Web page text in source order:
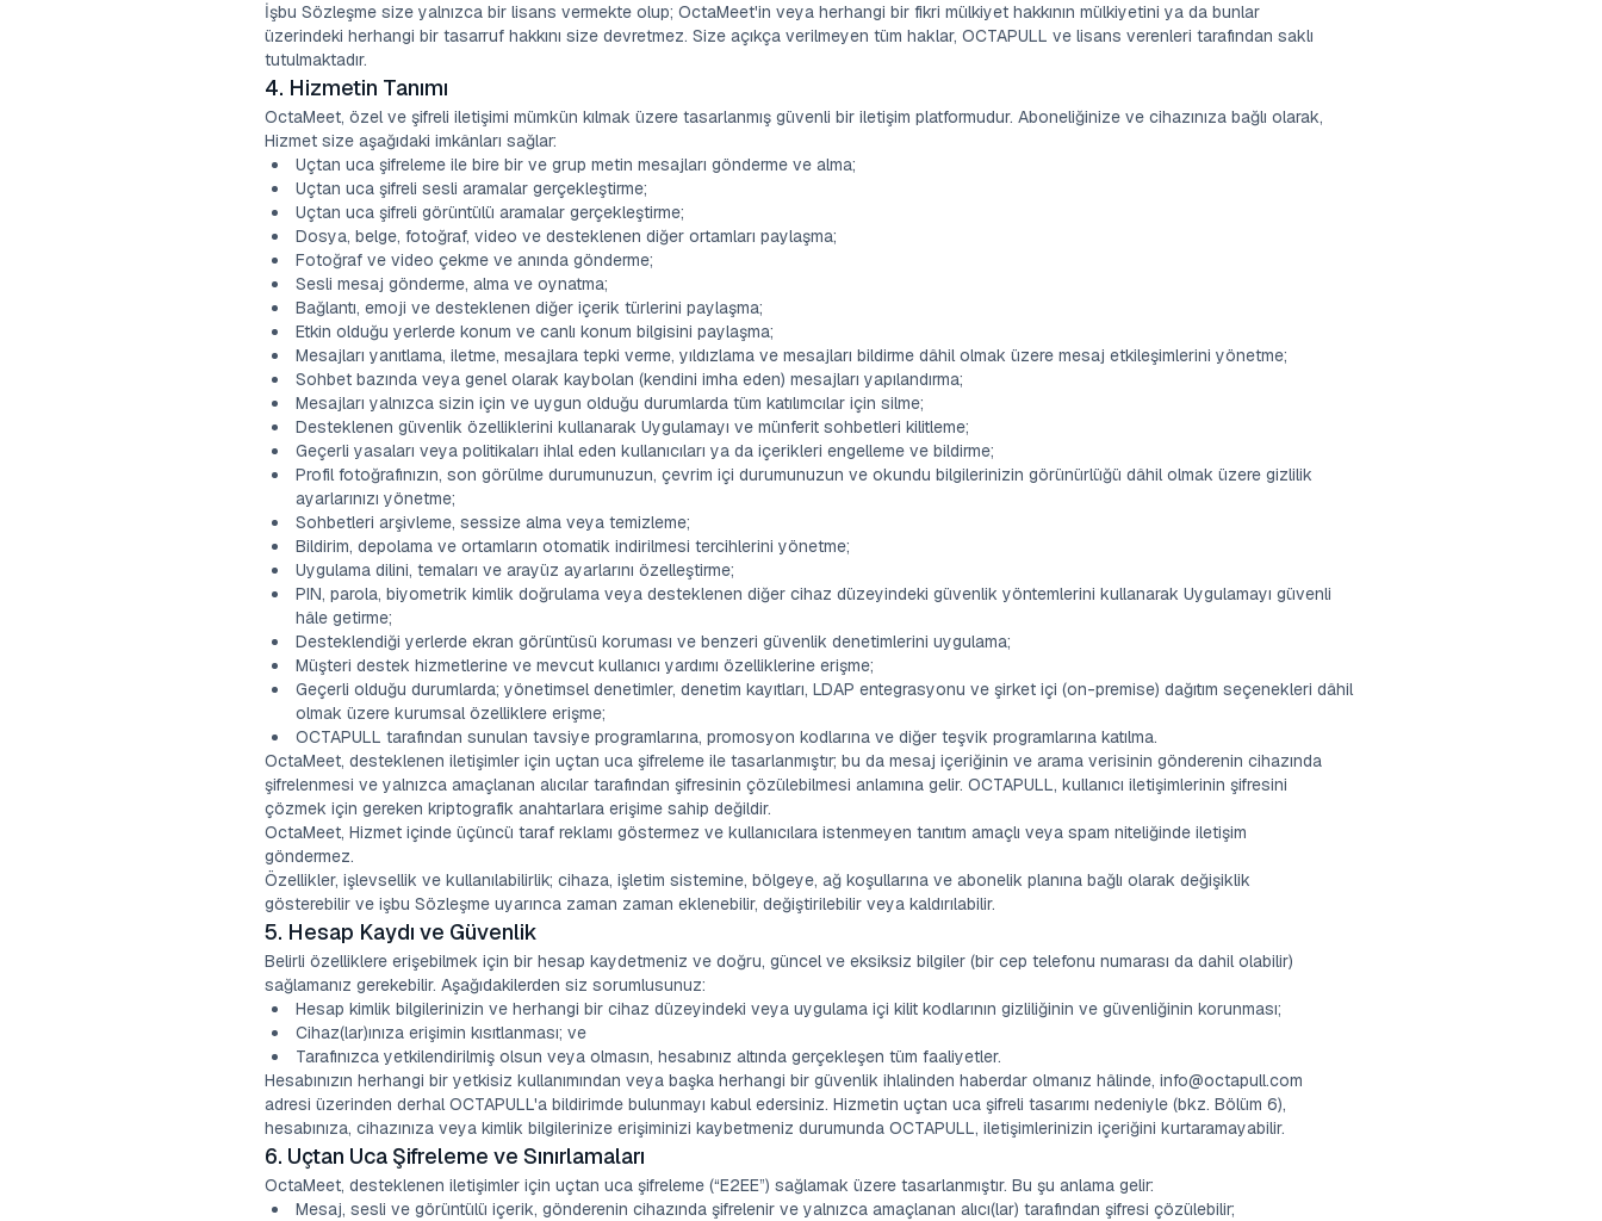
İşbu Sözleşme size yalnızca bir lisans vermekte olup; OctaMeet'in veya herhangi bir fikri mülkiyet hakkının mülkiyetini ya da bunlar
üzerindeki herhangi bir tasarruf hakkını size devretmez. Size açıkça verilmeyen tüm haklar, OCTAPULL ve lisans verenleri tarafından saklı
tutulmaktadır.
4. Hizmetin Tanımı
OctaMeet, özel ve şifreli iletişimi mümkün kılmak üzere tasarlanmış güvenli bir iletişim platformudur. Aboneliğinize ve cihazınıza bağlı olarak,
Hizmet size aşağıdaki imkânları sağlar:
Uçtan uca şifreleme ile bire bir ve grup metin mesajları gönderme ve alma;
Uçtan uca şifreli sesli aramalar gerçekleştirme;
Uçtan uca şifreli görüntülü aramalar gerçekleştirme;
Dosya, belge, fotoğraf, video ve desteklenen diğer ortamları paylaşma;
Fotoğraf ve video çekme ve anında gönderme;
Sesli mesaj gönderme, alma ve oynatma;
Bağlantı, emoji ve desteklenen diğer içerik türlerini paylaşma;
Etkin olduğu yerlerde konum ve canlı konum bilgisini paylaşma;
Mesajları yanıtlama, iletme, mesajlara tepki verme, yıldızlama ve mesajları bildirme dâhil olmak üzere mesaj etkileşimlerini yönetme;
Sohbet bazında veya genel olarak kaybolan (kendini imha eden) mesajları yapılandırma;
Mesajları yalnızca sizin için ve uygun olduğu durumlarda tüm katılımcılar için silme;
Desteklenen güvenlik özelliklerini kullanarak Uygulamayı ve münferit sohbetleri kilitleme;
Geçerli yasaları veya politikaları ihlal eden kullanıcıları ya da içerikleri engelleme ve bildirme;
Profil fotoğrafınızın, son görülme durumunuzun, çevrim içi durumunuzun ve okundu bilgilerinizin görünürlüğü dâhil olmak üzere gizlilik
ayarlarınızı yönetme;
Sohbetleri arşivleme, sessize alma veya temizleme;
Bildirim, depolama ve ortamların otomatik indirilmesi tercihlerini yönetme;
Uygulama dilini, temaları ve arayüz ayarlarını özelleştirme;
PIN, parola, biyometrik kimlik doğrulama veya desteklenen diğer cihaz düzeyindeki güvenlik yöntemlerini kullanarak Uygulamayı güvenli
hâle getirme;
Desteklendiği yerlerde ekran görüntüsü koruması ve benzeri güvenlik denetimlerini uygulama;
Müşteri destek hizmetlerine ve mevcut kullanıcı yardımı özelliklerine erişme;
Geçerli olduğu durumlarda; yönetimsel denetimler, denetim kayıtları, LDAP entegrasyonu ve şirket içi (on-premise) dağıtım seçenekleri dâhil
olmak üzere kurumsal özelliklere erişme;
OCTAPULL tarafından sunulan tavsiye programlarına, promosyon kodlarına ve diğer teşvik programlarına katılma.
OctaMeet, desteklenen iletişimler için uçtan uca şifreleme ile tasarlanmıştır; bu da mesaj içeriğinin ve arama verisinin gönderenin cihazında
şifrelenmesi ve yalnızca amaçlanan alıcılar tarafından şifresinin çözülebilmesi anlamına gelir. OCTAPULL, kullanıcı iletişimlerinin şifresini
çözmek için gereken kriptografik anahtarlara erişime sahip değildir.
OctaMeet, Hizmet içinde üçüncü taraf reklamı göstermez ve kullanıcılara istenmeyen tanıtım amaçlı veya spam niteliğinde iletişim
göndermez.
Özellikler, işlevsellik ve kullanılabilirlik; cihaza, işletim sistemine, bölgeye, ağ koşullarına ve abonelik planına bağlı olarak değişiklik
gösterebilir ve işbu Sözleşme uyarınca zaman zaman eklenebilir, değiştirilebilir veya kaldırılabilir.
5. Hesap Kaydı ve Güvenlik
Belirli özelliklere erişebilmek için bir hesap kaydetmeniz ve doğru, güncel ve eksiksiz bilgiler (bir cep telefonu numarası da dahil olabilir)
sağlamanız gerekebilir. Aşağıdakilerden siz sorumlusunuz:
Hesap kimlik bilgilerinizin ve herhangi bir cihaz düzeyindeki veya uygulama içi kilit kodlarının gizliliğinin ve güvenliğinin korunması;
Cihaz(lar)ınıza erişimin kısıtlanması; ve
Tarafınızca yetkilendirilmiş olsun veya olmasın, hesabınız altında gerçekleşen tüm faaliyetler.
Hesabınızın herhangi bir yetkisiz kullanımından veya başka herhangi bir güvenlik ihlalinden haberdar olmanız hâlinde, info@octapull.com
adresi üzerinden derhal OCTAPULL'a bildirimde bulunmayı kabul edersiniz. Hizmetin uçtan uca şifreli tasarımı nedeniyle (bkz. Bölüm 6),
hesabınıza, cihazınıza veya kimlik bilgilerinize erişiminizi kaybetmeniz durumunda OCTAPULL, iletişimlerinizin içeriğini kurtaramayabilir.
6. Uçtan Uca Şifreleme ve Sınırlamaları
OctaMeet, desteklenen iletişimler için uçtan uca şifreleme (“E2EE”) sağlamak üzere tasarlanmıştır. Bu şu anlama gelir:
Mesaj, sesli ve görüntülü içerik, gönderenin cihazında şifrelenir ve yalnızca amaçlanan alıcı(lar) tarafından şifresi çözülebilir;